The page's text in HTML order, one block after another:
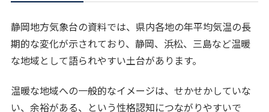
静岡地方気象台の資料では、県内各地の年平均気温の長
期的な変化が示されており、静岡、浜松、三島など温暖
な地域として語られやすい土台があります。
温暖な地域への一般的なイメージは、せかせかしていな
い、余裕がある、という性格認知につながりやすいで